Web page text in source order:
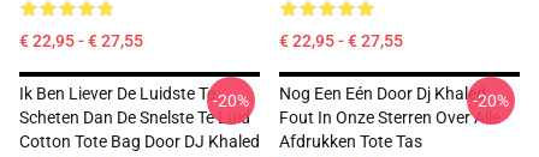
€ 22,95 - € 27,55 € 22,95 - € 27,55
Ik Ben Liever De Luidste Te
Scheten Dan De Snelste Te Luid
Cotton Tote Bag Door DJ Khaled
-20%
Nog Een Eén Door Dj Khaled
Fout In Onze Sterren Over Alle
Afdrukken Tote Tas
-20%